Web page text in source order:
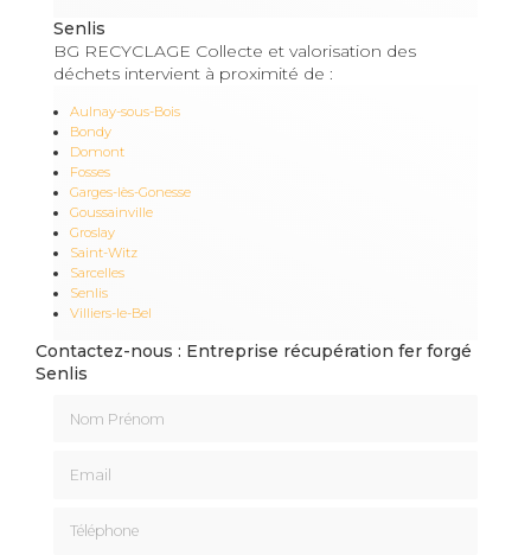
Senlis
BG RECYCLAGE Collecte et valorisation des
déchets intervient à proximité de :
Aulnay-sous-Bois
Bondy
Domont
Fosses
Garges-lès-Gonesse
Goussainville
Groslay
Saint-Witz
Sarcelles
Senlis
Villiers-le-Bel
Contactez-nous : Entreprise récupération fer forgé
Senlis